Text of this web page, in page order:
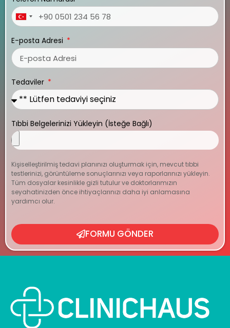
Turkey
E-posta Adresi
Tedaviler
Tıbbi Belgelerinizi Yükleyin (İsteğe Bağlı)
Kişiselleştirilmiş tedavi planınızı oluşturmak için, mevcut tıbbi
testlerinizi, görüntüleme sonuçlarınızı veya raporlarınızı yükleyin.
Tüm dosyalar kesinlikle gizli tutulur ve doktorlarımızın
seyahatinizden önce ihtiyaçlarınızı daha iyi anlamasına
yardımcı olur.
FORMU GÖNDER